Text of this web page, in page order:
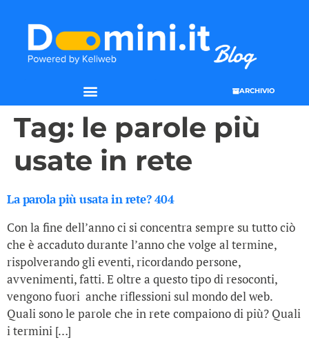
ARCHIVIO
Tag: le parole più
usate in rete
La parola più usata in rete? 404
Con la fine dell’anno ci si concentra sempre su tutto ciò
che è accaduto durante l’anno che volge al termine,
rispolverando gli eventi, ricordando persone,
avvenimenti, fatti. E oltre a questo tipo di resoconti,
vengono fuori anche riflessioni sul mondo del web.
Quali sono le parole che in rete compaiono di più? Quali
i termini […]